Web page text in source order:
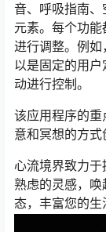
音、呼吸指南
元素。每个功
进行调整。例
以是固定的用
动进行控制。
该应用程序的
意和冥想的方式
心流境界致力
熟虑的灵感，
态，丰富您的生